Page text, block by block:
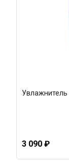
Увлажнитель
3 090 ₽